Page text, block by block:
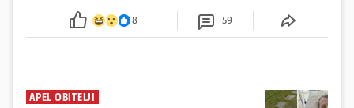
smanjenje snage bilo potrebno više od 90 dana.
8 59
APEL OBITELJI